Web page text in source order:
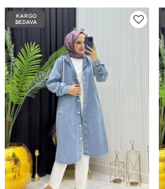
KARGO
BEDAVA